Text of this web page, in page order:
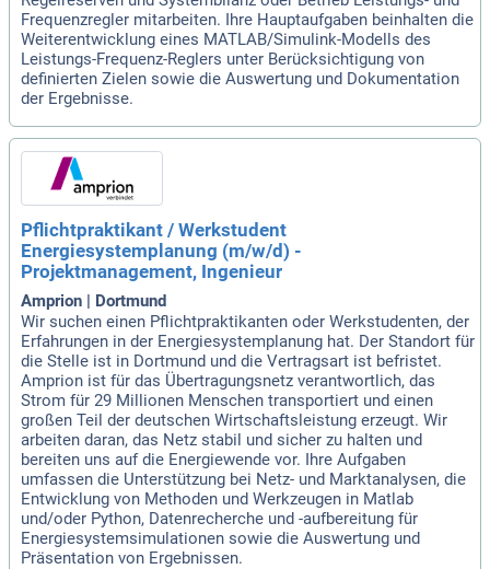
Frequenzregler mitarbeiten. Ihre Hauptaufgaben beinhalten die
Weiterentwicklung eines MATLAB/Simulink-Modells des
Leistungs-Frequenz-Reglers unter Berücksichtigung von
definierten Zielen sowie die Auswertung und Dokumentation
der Ergebnisse.
Pflichtpraktikant / Werkstudent
Energiesystemplanung (m/w/d) -
Projektmanagement, Ingenieur
Amprion | Dortmund
Wir suchen einen Pflichtpraktikanten oder Werkstudenten, der
Erfahrungen in der Energiesystemplanung hat. Der Standort für
die Stelle ist in Dortmund und die Vertragsart ist befristet.
Amprion ist für das Übertragungsnetz verantwortlich, das
Strom für 29 Millionen Menschen transportiert und einen
großen Teil der deutschen Wirtschaftsleistung erzeugt. Wir
arbeiten daran, das Netz stabil und sicher zu halten und
bereiten uns auf die Energiewende vor. Ihre Aufgaben
umfassen die Unterstützung bei Netz- und Marktanalysen, die
Entwicklung von Methoden und Werkzeugen in Matlab
und/oder Python, Datenrecherche und -aufbereitung für
Energiesystemsimulationen sowie die Auswertung und
Präsentation von Ergebnissen.